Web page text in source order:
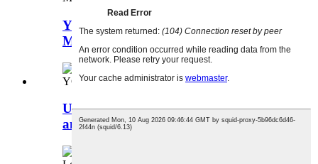
YC1016 Ceramic Tile Digital Printing
Machine
UV Flatbed Wood Printer Machine
amidy YC2513L